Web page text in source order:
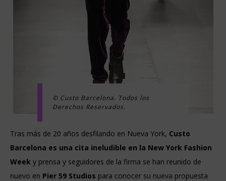
© Custo Barcelona. Todos los
Derechos Reservados.
Tras más de 20 años desfilando en Nueva York, Custo
Barcelona es una cita ineludible en la New York Fashion
Week y prensa y seguidores de la firma se han reunido de
nuevo en Pier 59 Studios para conocer su nueva propuesta